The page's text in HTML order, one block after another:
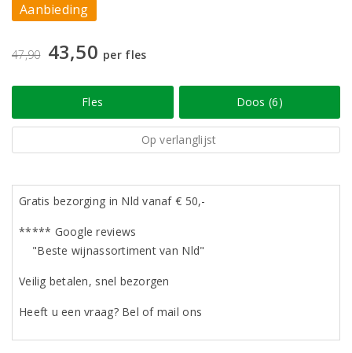
Aanbieding
47,90 43,50 per fles
Fles Doos (6)
Op verlanglijst
Gratis bezorging in Nld vanaf € 50,-
***** Google reviews
"Beste wijnassortiment van Nld"
Veilig betalen, snel bezorgen
Heeft u een vraag? Bel of mail ons